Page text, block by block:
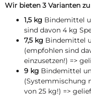
Wir bieten 3 Varianten
1,5 kg Bindemittel
sind davon 4 kg
7,5 kg Bindemittel
(empfohlen sind
einzusetzen!) =>
9 kg Bindemittel
(Systemmischung
von 25 kg!) =>